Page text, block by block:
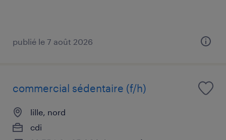
publié le 7 août 2026
commercial sédentaire (f/h)
lille, nord
cdi